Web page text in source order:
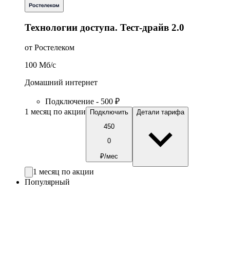
Технологии доступа. Тест-драйв 2.0
от Ростелеком
100 Мб/c
Домашний интернет
Подключение - 500 ₽
1 месяц по акции
Подключить
450
0
₽/мес
Детали тарифа
1 месяц по акции
Популярный